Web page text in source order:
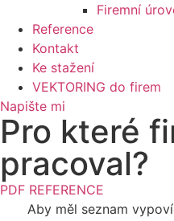
Firemní
Reference
Kontakt
Ke stažení
VEKTORING do firem
Napište mi
Pro které
pracoval?
PDF REFERENCE
Aby měl seznam